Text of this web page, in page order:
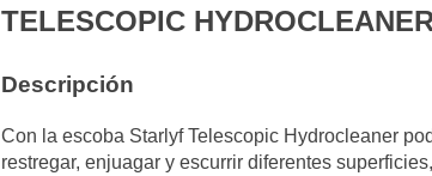
TELESCOPIC
Descripción
Con la escoba Starlyf Telescopic Hydrocleaner
restregar, enjuagar y escurrir diferentes